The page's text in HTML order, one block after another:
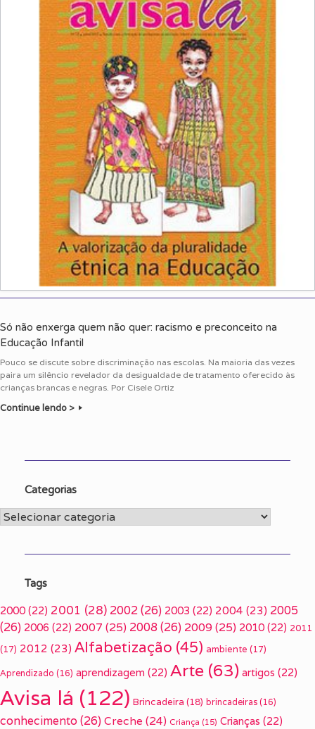
Só não enxerga quem não quer: racismo e preconceito na
Educação Infantil
Pouco se discute sobre discriminação nas escolas. Na maioria das vezes
paira um silêncio revelador da desigualdade de tratamento oferecido às
crianças brancas e negras. Por Cisele Ortiz
Continue lendo >
Categorias
Categorias
Tags
2000 (22) 2001 (28) 2002(26) 2003 (22) 2004 (23) 2005
(26) 2006 (22) 2007 (25) 2008(26) 2009(25) 2010 (22) 2011
(17) 2012 (23) Alfabetização (45) ambiente (17)
Aprendizado (16) aprendizagem (22) Arte (63) artigos (22)
Avisa lá (122) Brincadeira (18) brincadeiras (16)
conhecimento(26) Creche (24) Criança (15) Crianças (22)